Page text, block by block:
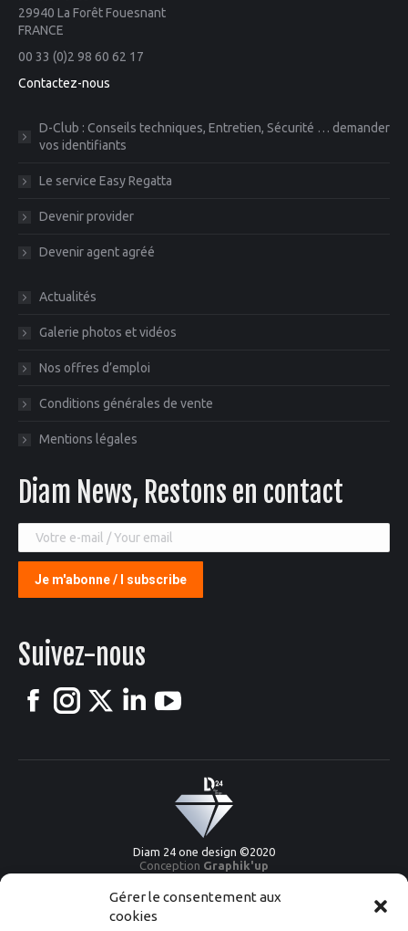
Gérer le consentement aux
cookies
29940 La Forêt Fouesnant
FRANCE
00 33 (0)2 98 60 62 17
Contactez-nous
D-Club : Conseils techniques, Entretien, Sécurité … demander
vos identifiants
Le service Easy Regatta
Devenir provider
Devenir agent agréé
Actualités
Galerie photos et vidéos
Nos offres d’emploi
Conditions générales de vente
Mentions légales
Diam News, Restons en contact
Suivez-nous
Facebook
Instagram
X LinkedIn
YouTube
Diam 24 one design ©2020
Conception Graphik'up